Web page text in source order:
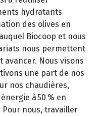
hydratants
des olives en
Biocoop et nous
nous permettent
Nous visons
une part de nos
nos chaudières,
à 50 % en
nous, travailler